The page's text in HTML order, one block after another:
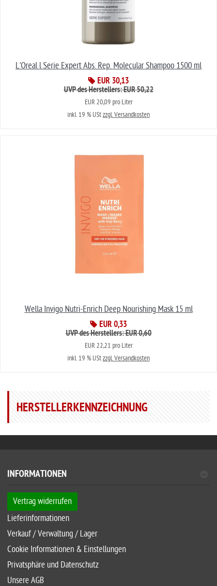
L'Oreal l Serie Expert Abs. Rep. Molecular Shampoo 1500 ml
EUR 30,13
UVP des Herstellers: EUR 50,22
EUR 20,09 pro Liter
inkl. 19 % UStzzgl. Versandkosten
Wella Invigo Nutri-Enrich Deep Nourishing Mask 15 ml
EUR 0,33
UVP des Herstellers: EUR 0,60
EUR 22,21 pro Liter
inkl. 19 % UStzzgl. Versandkosten
HERSTELLERKENNZEICHNUNG
INFORMATIONEN
Vertrag widerrufen
Lieferinformationen
Verkauf / Verwaltung / Lager
Cookie Informationen & Einstellungen
Privatsphäre und Datenschutz
Unsere AGB